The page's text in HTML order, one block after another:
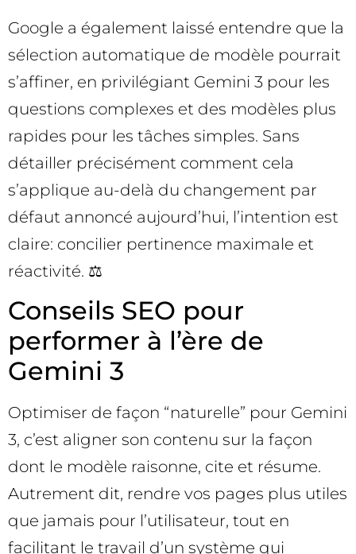
Google a également laissé entendre que la
sélection automatique de modèle pourrait
s’affiner, en privilégiant Gemini 3 pour les
questions complexes et des modèles plus
rapides pour les tâches simples. Sans
détailler précisément comment cela
s’applique au-delà du changement par
défaut annoncé aujourd’hui, l’intention est
claire: concilier pertinence maximale et
réactivité. ⚖️
Conseils SEO pour
performer à l’ère de
Gemini 3
Optimiser de façon “naturelle” pour Gemini
3, c’est aligner son contenu sur la façon
dont le modèle raisonne, cite et résume.
Autrement dit, rendre vos pages plus utiles
que jamais pour l’utilisateur, tout en
facilitant le travail d’un système qui